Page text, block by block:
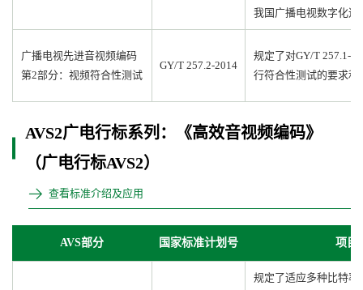
我国广播电视数字化进
广播电视先进音视频编码
第2部分：视频符合性测试
GY/T 257.2-2014
规定了对GY/T 257.1-
行符合性测试的要求和
AVS2广电行标系列：《高效音视频编码》
（广电行标AVS2）
查看标准介绍及应用
AVS部分 国家标准计划号 项目
规定了适应多种比特